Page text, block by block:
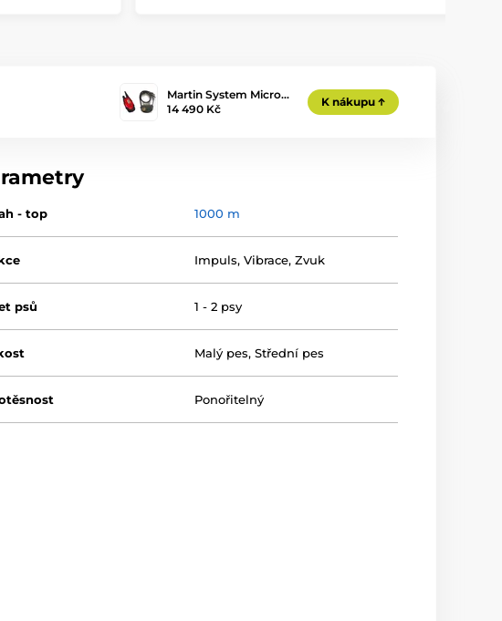
Martin System Micro…
14 490 Kč
K nákupu
- top 1000 m
Impuls,Vibrace,Zvuk
psů 1 - 2 psy
Malý pes,Střední pes
Ponořitelný